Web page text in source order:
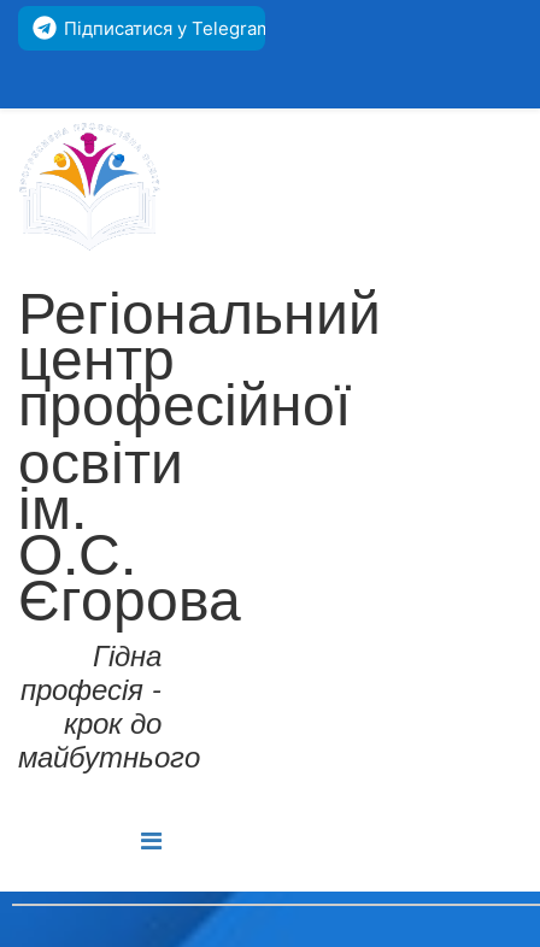
Підписатися у Telegram
Регіональний
центр
професійної
освіти
ім.
О.С.
Єгорова
Гідна
професія -
крок до
майбутнього